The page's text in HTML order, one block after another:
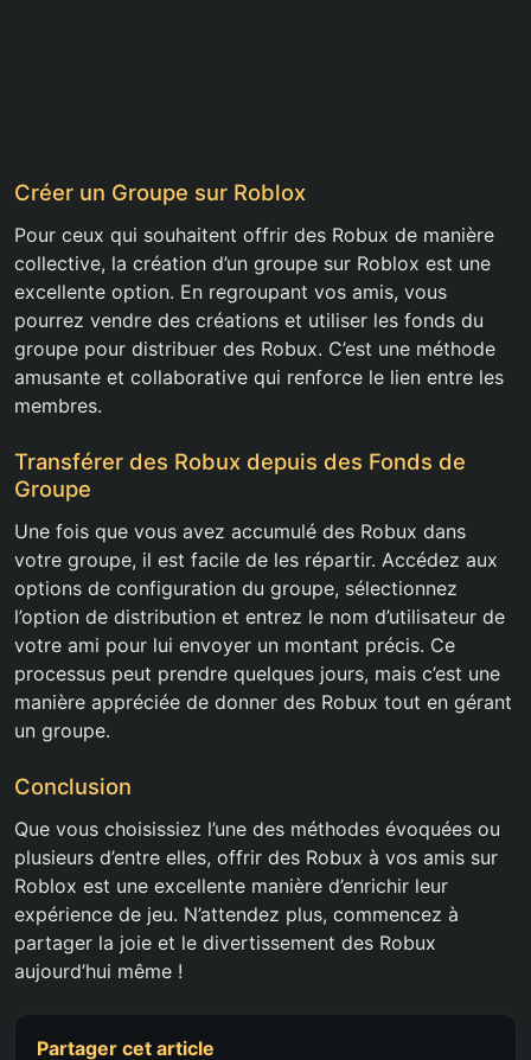
Créer un Groupe sur Roblox
Pour ceux qui souhaitent offrir des Robux de manière
collective, la création d’un groupe sur Roblox est une
excellente option. En regroupant vos amis, vous
pourrez vendre des créations et utiliser les fonds du
groupe pour distribuer des Robux. C’est une méthode
amusante et collaborative qui renforce le lien entre les
membres.
Transférer des Robux depuis des Fonds de
Groupe
Une fois que vous avez accumulé des Robux dans
votre groupe, il est facile de les répartir. Accédez aux
options de configuration du groupe, sélectionnez
l’option de distribution et entrez le nom d’utilisateur de
votre ami pour lui envoyer un montant précis. Ce
processus peut prendre quelques jours, mais c’est une
manière appréciée de donner des Robux tout en gérant
un groupe.
Conclusion
Que vous choisissiez l’une des méthodes évoquées ou
plusieurs d’entre elles, offrir des Robux à vos amis sur
Roblox est une excellente manière d’enrichir leur
expérience de jeu. N’attendez plus, commencez à
partager la joie et le divertissement des Robux
aujourd’hui même !
Partager cet article